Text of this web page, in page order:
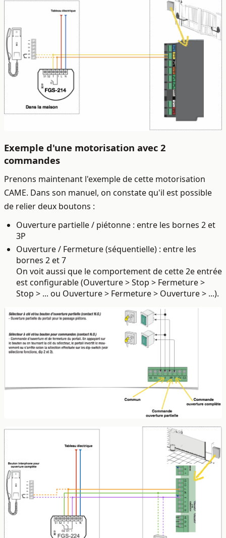
Exemple d'une motorisation avec 2
commandes
Prenons maintenant l'exemple de cette motorisation
CAME. Dans son manuel, on constate qu'il est possible
de relier deux boutons :
Ouverture partielle / piétonne : entre les bornes 2 et
3P
Ouverture / Fermeture (séquentielle) : entre les
bornes 2 et 7
On voit aussi que le comportement de cette 2e entrée
est configurable (Ouverture > Stop > Fermeture >
Stop > ... ou Ouverture > Fermeture > Ouverture > ...).